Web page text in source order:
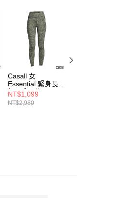
Casall 女
Essential 緊身長褲
無限翡翠綠
NT$1,099
NT$2,980